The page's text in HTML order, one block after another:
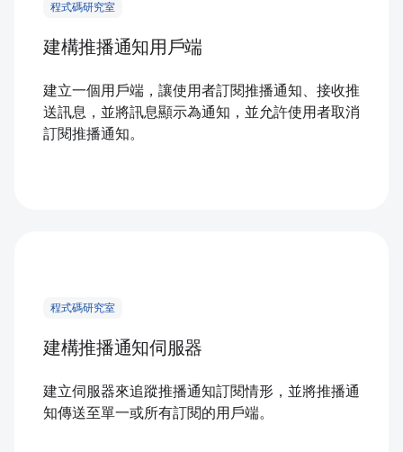
程式碼研究室
建構推播通知用戶端
建立一個用戶端，讓使用者訂閱推播通知、接收推
送訊息，並將訊息顯示為通知，並允許使用者取消
訂閱推播通知。
程式碼研究室
建構推播通知伺服器
建立伺服器來追蹤推播通知訂閱情形，並將推播通
知傳送至單一或所有訂閱的用戶端。